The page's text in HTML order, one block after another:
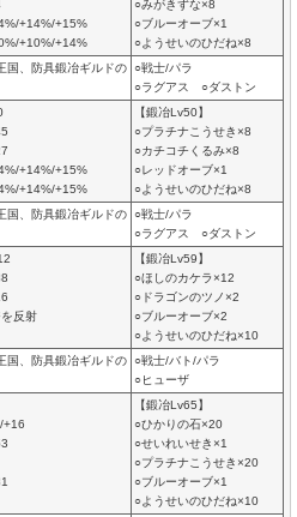
+14%/+15%
+10%/+14%
○みがきずな×8
○ブルーオーブ×1
○ようせいのひだね×8
国、防具鍛冶ギルドの
○戦士/パラ
○ラグアス ○ダストン
+14%/+15%
+14%/+15%
【鍛冶Lv50】
○プラチナこうせき×8
○カチコチくるみ×8
○レッドオーブ×1
○ようせいのひだね×8
国、防具鍛冶ギルドの
○戦士/パラ
○ラグアス ○ダストン
反射
【鍛冶Lv59】
○ほしのカケラ×12
○ドラゴンのツノ×2
○ブルーオーブ×2
○ようせいのひだね×10
国、防具鍛冶ギルドの
○戦士/バト/パラ
○ヒューザ
+16
【鍛冶Lv65】
○ひかりの石×20
○せいれいせき×1
○プラチナこうせき×20
○ブルーオーブ×1
○ようせいのひだね×10